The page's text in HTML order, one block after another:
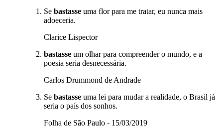
Se bastasse uma flor para me tratar, eu nunca mais
adoeceria.
Clarice Lispector
bastasse um olhar para compreender o mundo, e a
poesia seria desnecessária.
Carlos Drummond de Andrade
Se bastasse uma lei para mudar a realidade, o Brasil já
seria o país dos sonhos.
Folha de São Paulo - 15/03/2019